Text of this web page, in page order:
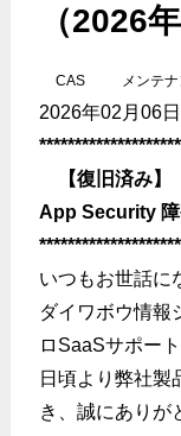
（2026
CAS メンテナ
2026年02月06日
【復旧済み】
App Security 障
いつもお世話に
ダイワボウ情
ロSaaSサポー
日頃より弊社製
き、誠にありが